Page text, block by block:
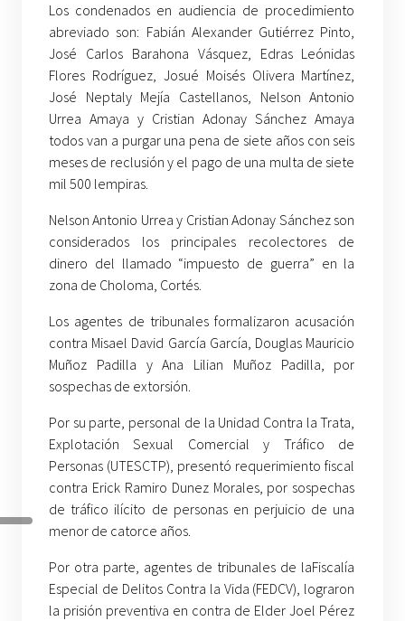
Los condenados en audiencia de procedimiento
abreviado son: Fabián Alexander Gutiérrez Pinto,
José Carlos Barahona Vásquez, Edras Leónidas
Flores Rodríguez, Josué Moisés Olivera Martínez,
José Neptaly Mejía Castellanos, Nelson Antonio
Urrea Amaya y Cristian Adonay Sánchez Amaya
todos van a purgar una pena de siete años con seis
meses de reclusión y el pago de una multa de siete
mil 500 lempiras.
Nelson Antonio Urrea y Cristian Adonay Sánchez son
considerados los principales recolectores de
dinero del llamado “impuesto de guerra” en la
zona de Choloma, Cortés.
Los agentes de tribunales formalizaron acusación
contra Misael David García García, Douglas Mauricio
Muñoz Padilla y Ana Lilian Muñoz Padilla, por
sospechas de extorsión.
Por su parte, personal de la Unidad Contra la Trata,
Explotación Sexual Comercial y Tráfico de
Personas (UTESCTP), presentó requerimiento fiscal
contra Erick Ramiro Dunez Morales, por sospechas
de tráfico ilícito de personas en perjuicio de una
menor de catorce años.
Por otra parte, agentes de tribunales de laFiscalía
Especial de Delitos Contra la Vida (FEDCV), lograron
la prisión preventiva en contra de Elder Joel Pérez